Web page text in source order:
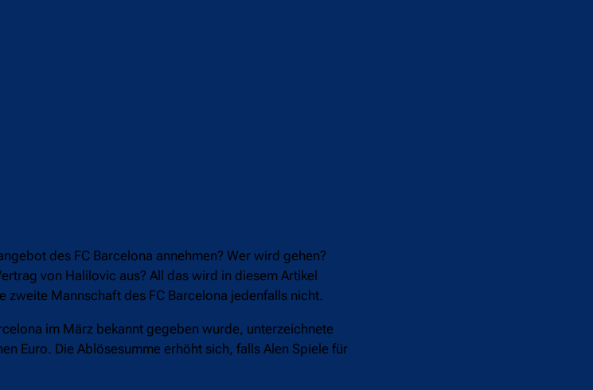
des FC Barcelona annehmen? Wer wird gehen?
von Halilovic aus? All das wird in diesem Artikel
Mannschaft des FC Barcelona jedenfalls nicht.
im März bekannt gegeben wurde, unterzeichnete
Euro. Die Ablösesumme erhöht sich, falls Alen Spiele für